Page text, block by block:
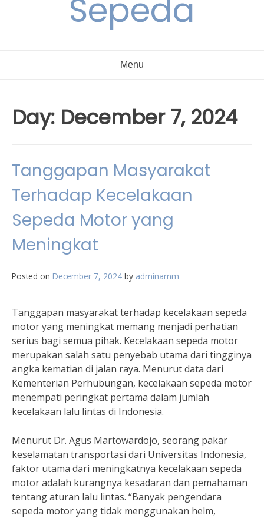
Sepeda
Menu
Day: December 7, 2024
Tanggapan Masyarakat
Terhadap Kecelakaan
Sepeda Motor yang
Meningkat
Posted on December 7, 2024 by adminamm
Tanggapan masyarakat terhadap kecelakaan sepeda
motor yang meningkat memang menjadi perhatian
serius bagi semua pihak. Kecelakaan sepeda motor
merupakan salah satu penyebab utama dari tingginya
angka kematian di jalan raya. Menurut data dari
Kementerian Perhubungan, kecelakaan sepeda motor
menempati peringkat pertama dalam jumlah
kecelakaan lalu lintas di Indonesia.
Menurut Dr. Agus Martowardojo, seorang pakar
keselamatan transportasi dari Universitas Indonesia,
faktor utama dari meningkatnya kecelakaan sepeda
motor adalah kurangnya kesadaran dan pemahaman
tentang aturan lalu lintas. “Banyak pengendara
sepeda motor yang tidak menggunakan helm,